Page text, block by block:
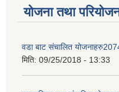
योजना तथा
वडा बाट संचालित
मिति: 09/25/2018 - 13:33